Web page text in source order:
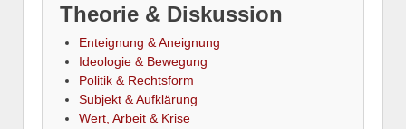
Theorie & Diskussion
Enteignung & Aneignung
Ideologie & Bewegung
Politik & Rechtsform
Subjekt & Aufklärung
Wert, Arbeit & Krise